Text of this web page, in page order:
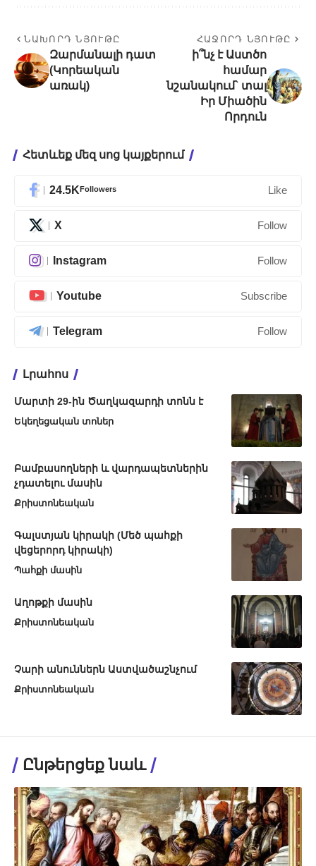
ՆԱԽՈՐԴ ՆՅՈՒԹԸ
Զարմանալի դատ
(Կորեական
առակ)
ՀԱՋՈՐԴ ՆՅՈՒԹԸ
ի՞նչ է Աստծո
համար
նշանակում` տալ
Իր Միածին
Որդուն
Հետևեք մեզ սոց կայքերում
24.5KFollowers Like
X Follow
Instagram Follow
Youtube Subscribe
Telegram Follow
Լրահոս
Մարտի 29-ին Ծաղկազարդի տոնն է
Եկեղեցական տոներ
Բամբասողների և վարդապետներին
չդատելու մասին
Քրիստոնեական
Գալստյան կիրակի (Մեծ պահքի
վեցերորդ կիրակի)
Պահքի մասին
Աղոթքի մասին
Քրիստոնեական
Չարի անուններն Աստվածաշնչում
Քրիստոնեական
Ընթերցեք նաև